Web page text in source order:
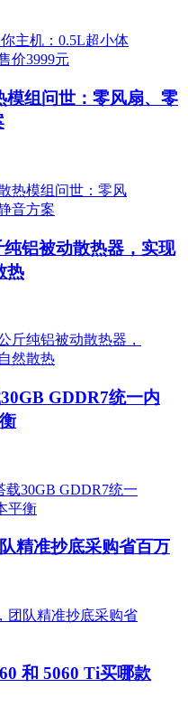
模组问世：零风扇、零
铝被动散热器，实现
热
GDDR7统一内
精准抄底采购省百万
和 5060 Ti买哪款